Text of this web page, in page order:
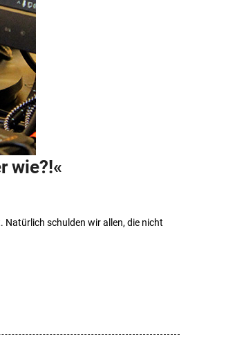
wie?!«
schulden wir allen, die nicht